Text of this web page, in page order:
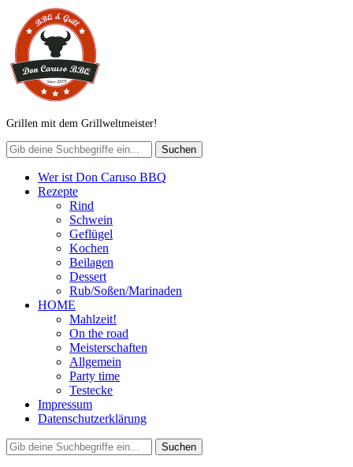
Grillen mit dem Grillweltmeister!
Wer ist Don Caruso BBQ
Rezepte
Rind
Schwein
Geflügel
Kochen
Beilagen
Dessert
Rub/Soßen/Marinaden
HOME
Mahlzeit!
On the road
Meisterschaften
Allgemein
Party time
Testecke
Impressum
Datenschutzerklärung